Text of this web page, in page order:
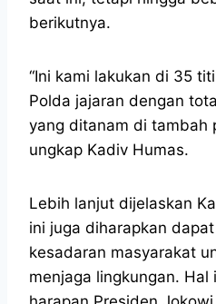
berikutnya.
“Ini kami lakukan di 35
Polda jajaran dengan
yang ditanam di tambah
ungkap Kadiv Humas.
Lebih lanjut dijelaskan
ini juga diharapkan
kesadaran masyarakat
menjaga lingkungan. Hal